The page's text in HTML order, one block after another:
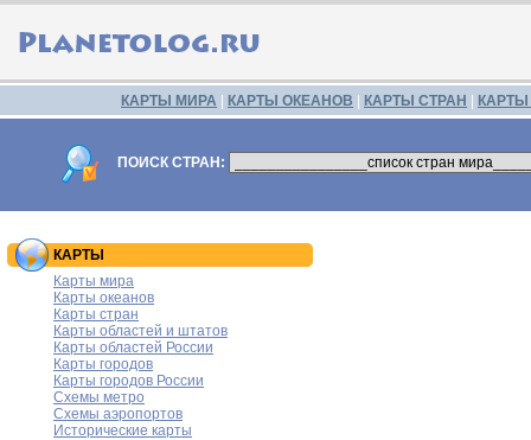
КАРТЫ МИРА КАРТЫ ОКЕАНОВ КАРТЫ СТРАН
ПОИСК СТРАН:
КАРТЫ
Карты мира
Карты океанов
Карты стран
Карты областей и штатов
Карты областей России
Карты городов
Карты городов России
Схемы метро
Схемы аэропортов
Исторические карты